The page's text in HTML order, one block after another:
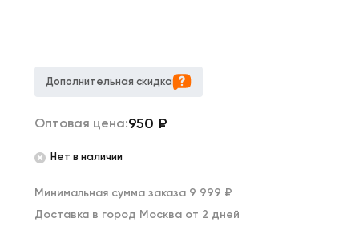
Дополнительная скидка
Оптовая цена:950 ₽
Нет в наличии
Минимальная сумма заказа 9 999 ₽
Доставка в город Москва от 2 дней